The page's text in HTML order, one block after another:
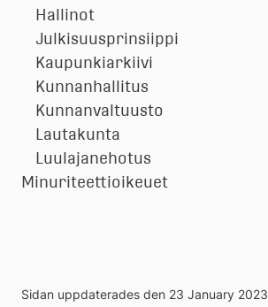
Hallinot
Julkisuusprinsiippi
Kaupunkiarkiivi
Kunnanhallitus
Kunnanvaltuusto
Lautakunta
Luulajanehotus
Minuriteettioikeuet
Sidan uppdaterades den 23 January 2023